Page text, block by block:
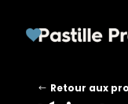
Retour aux